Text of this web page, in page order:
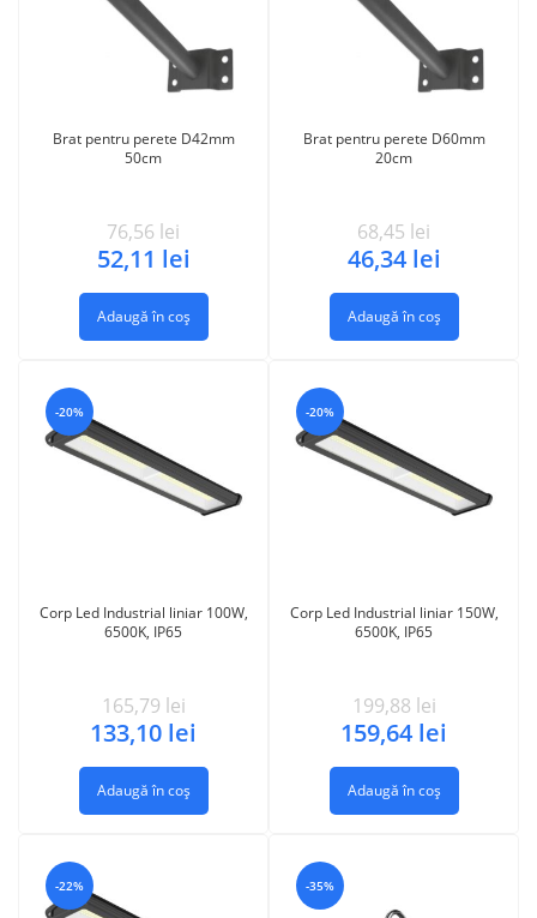
Brat pentru perete D42mm
50cm
76,56 lei
52,11 lei
Adaugă în coș
Brat pentru perete D60mm
20cm
68,45 lei
46,34 lei
Adaugă în coș
-20%
Corp Led Industrial liniar 100W,
6500K, IP65
165,79 lei
133,10 lei
Adaugă în coș
-20%
Corp Led Industrial liniar 150W,
6500K, IP65
199,88 lei
159,64 lei
Adaugă în coș
-22% -35%